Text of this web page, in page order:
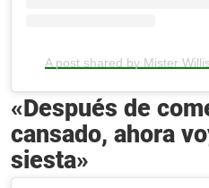
A post shared by Mister
«Después de
cansado, ahora
siesta»